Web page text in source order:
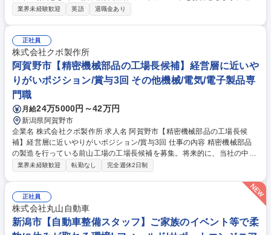
社後まずはタイ工場にて弊社製品や技術を学 んだ後、将来的にインド赴任
車部品、精密電気部品、建築金物を始めロストワックス製品 、ASSY部品
まで多品種、多業種にわたる対応を致しております。 ★日本（茨城）・タ
イ・インドの工場をジョブローテーションの中でご担当頂ける方を募集し
ます。 募集職種 ◆【工場長候補】日本・タイ・インドに自社工場を持つ
ダイカストメーカー
業界未経験歓迎 英語 退職金あり
正社員
株式会社クボ製作所
阿賀野市【精密機械部品の工場長候補】経営層に近いや
りがいポジション/賞与3回 その他機械/電気/電子製品専
門職
月給24万5000円～42万円
新潟県阿賀野市
企業名 株式会社クボ製作所 求人名 阿賀野市【精密機械部品の工場長候
補】経営層に近いやりがいポジション/賞与3回 仕事の内容 精密機械部品
の製造を行っている前山工場の工場長候補を募集。将来的に、当社の中枢
を担っていただくことを期待するもので、経営層に近い、大変やりがいの
設管理、行政への対応、顧客への対応など、広範囲な業務の統括となりま
す。基本的には工場内での勤務となりますが、顧客や外注先等へ訪問して
いただく機会もあります。 ※現在は本部長が工場長を兼務しており、独立
した工場長ポジションにより、組織体制を強化したい背景があります。 変
更範囲：当社業務全般 募集職種 阿賀野市【精密機械部品の工場長候補】
業界未経験歓迎 転勤なし 完全週休2日制
正社員
株式会社丸山自動車
新潟市【自動車整備スタッフ】ご家族のイベント等で柔